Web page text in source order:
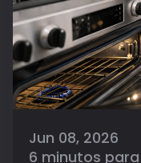
Jun 08, 2026
6 minutos